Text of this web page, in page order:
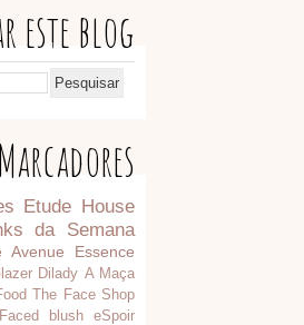
este blog
Marcadores
Etude House
da Semana
Avenue
Essence
Dilady A Maça
The Face Shop
blush eSpoir